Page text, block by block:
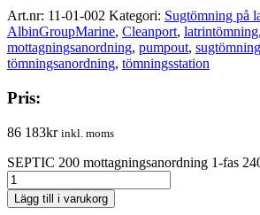
Art.nr: 11-01-002 Kategori: Sugtömning på
AlbinGroupMarine, Cleanport, latrintömning,
mottagningsanordning, pumpout,
tömningsanordning, tömningsstation
Pris:
86 183kr inkl. moms
SEPTIC 200 mottagningsanordning 1-fas
Lägg till i varukorg